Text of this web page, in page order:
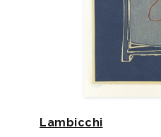
Lambicchi